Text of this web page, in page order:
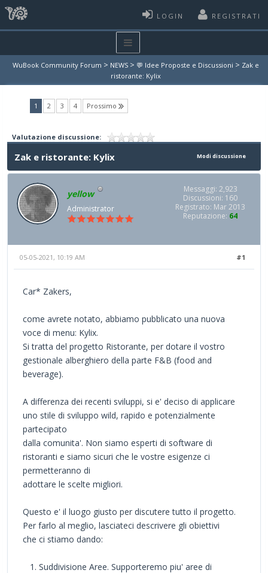
LOGIN REGISTRATI
WuBook Community Forum > NEWS > 💬 Idee Proposte e Discussioni > Zak e
ristorante: Kylix
1 (current)
2 3 4 Prossimo
Valutazione discussione:
Modi discussione
Zak e ristorante: Kylix
yellow
Administrator
Messaggi: 2,923
Discussioni: 160
Registrato: Mar 2013
Reputazione: 64
#1
05-05-2021, 10:19 AM
Car* Zakers,
come avrete notato, abbiamo pubblicato una nuova
voce di menu: Kylix.
Si tratta del progetto Ristorante, per dotare il vostro
gestionale alberghiero della parte F&B (food and
beverage).
A differenza dei recenti sviluppi, si e' deciso di applicare
uno stile di sviluppo wild, rapido e potenzialmente
partecipato
dalla comunita'. Non siamo esperti di software di
ristoranti e siamo sicuri che le vostre esigenze ci
permetteranno di
adottare le scelte migliori.
Questo e' il luogo giusto per discutere tutto il progetto.
Per farlo al meglio, lasciateci descrivere gli obiettivi
che ci stiamo dando:
1. Suddivisione Aree. Supporteremo piu' aree di